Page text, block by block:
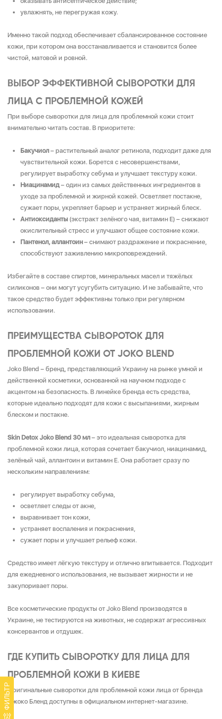
ФИЛЬТР
увлажнять, не перегружая кожу.
Именно такой подход обеспечивает сбалансированное состояние
кожи, при котором она восстанавливается и становится более
чистой, матовой и ровной.
ВЫБОР ЭФФЕКТИВНОЙ СЫВОРОТКИ ДЛЯ
ЛИЦА С ПРОБЛЕМНОЙ КОЖЕЙ
При выборе сыворотки для лица для проблемной кожи стоит
внимательно читать состав. В приоритете:
Бакучиол – растительный аналог ретинола, подходит даже для
чувствительной кожи. Борется с несовершенствами,
регулирует выработку себума и улучшает текстуру кожи.
Ниацинамид– один из самых действенных ингредиентов в
уходе за проблемной и жирной кожей. Осветляет постакне,
сужает поры, укрепляет барьер и устраняет жирный блеск.
Антиоксиданты (экстракт зелёного чая, витамин Е) – снижают
окислительный стресс и улучшают общее состояние кожи.
Пантенол, аллантоин– снимают раздражение и покраснение,
способствуют заживлению микроповреждений.
Избегайте в составе спиртов, минеральных масел и тяжёлых
силиконов – они могут усугубить ситуацию. И не забывайте, что
такое средство будет эффективны только при регулярном
использовании.
ПРЕИМУЩЕСТВА СЫВОРОТОК ДЛЯ
ПРОБЛЕМНОЙ КОЖИ ОТ JOKO BLEND
Joko Blend – бренд, представляющий Украину на рынке умной и
действенной косметики, основанной на научном подходе с
акцентом на безопасность. В линейке бренда есть средства,
которые идеально подходят для кожи с высыпаниями, жирным
блеском и постакне.
Skin Detox Joko Blend 30 мл – это идеальная сыворотка для
проблемной кожи лица, которая сочетает бакучиол, ниацинамид,
зелёный чай, аллантоин и витамин Е. Она работает сразу по
нескольким направлениям:
регулирует выработку себума,
осветляет следы от акне,
выравнивает тон кожи,
устраняет воспаления и покраснения,
сужает поры и улучшает рельеф кожи.
Средство имеет лёгкую текстуру и отлично впитывается. Подходит
для ежедневного использования, не вызывает жирности и не
закупоривает поры.
Все косметические продукты от Joko Blend производятся в
Украине, не тестируются на животных, не содержат агрессивных
консервантов и отдушек.
ГДЕ КУПИТЬ СЫВОРОТКУ ДЛЯ ЛИЦА ДЛЯ
ПРОБЛЕМНОЙ КОЖИ В КИЕВЕ
Оригинальные сыворотки для проблемной кожи лица от бренда
Джоко Бленд доступны в официальном интернет-магазине.